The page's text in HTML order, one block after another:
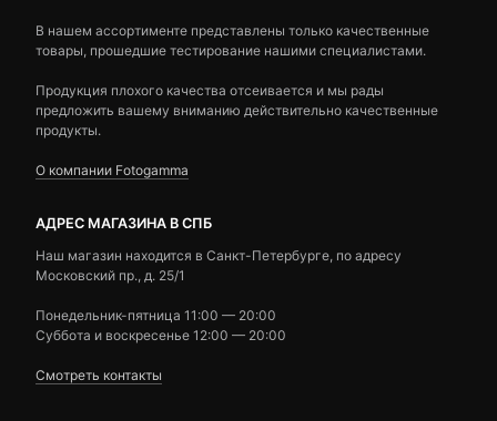
В нашем ассортименте представлены только качественные
товары, прошедшие тестирование нашими специалистами.
Продукция плохого качества отсеивается и мы рады
предложить вашему вниманию действительно качественные
продукты.
О компании Fotogamma
АДРЕС МАГАЗИНА В СПБ
Наш магазин находится в Санкт-Петербурге, по адресу
Московский пр., д. 25/1
Понедельник-пятница 11:00 — 20:00
Суббота и воскресенье 12:00 — 20:00
Смотреть контакты